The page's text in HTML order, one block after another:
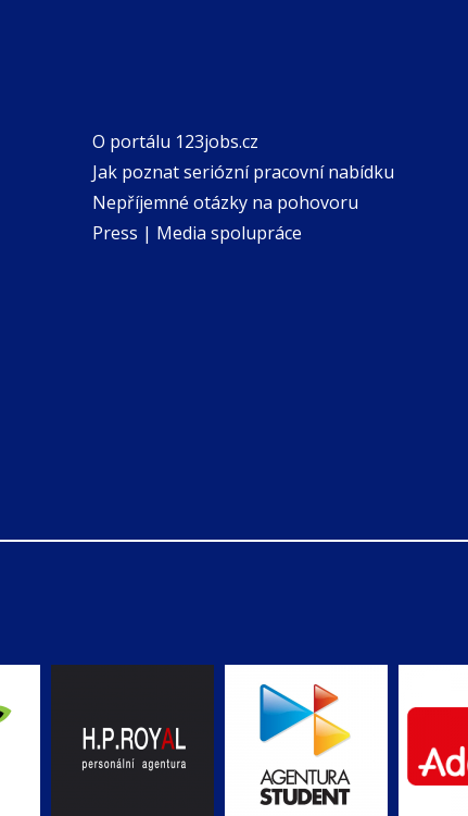
O portálu 123jobs.cz
Jak poznat seriózní pracovní nabídku
Nepříjemné otázky na pohovoru
Press | Media spolupráce